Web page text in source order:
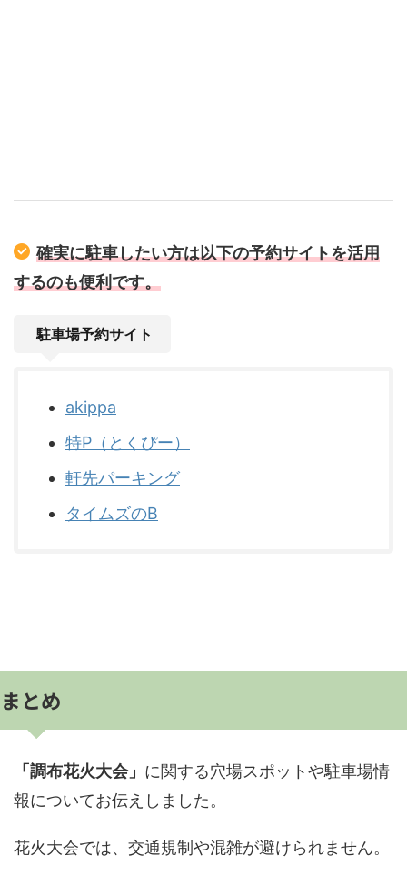
確実に駐車したい方は以下の予約サイトを活用
するのも便利です。
駐車場予約サイト
akippa
特P（とくぴー）
軒先パーキング
タイムズのB
まとめ
「調布花火大会」 に関する穴場スポットや駐車場情
報についてお伝えしました。
花火大会では、交通規制や混雑が避けられません。